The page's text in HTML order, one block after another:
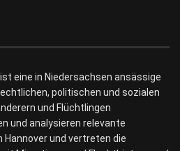
eine in Niedersachsen ansässige
politischen und sozialen
und Flüchtlingen
und analysieren relevante
Hannover und vertreten die